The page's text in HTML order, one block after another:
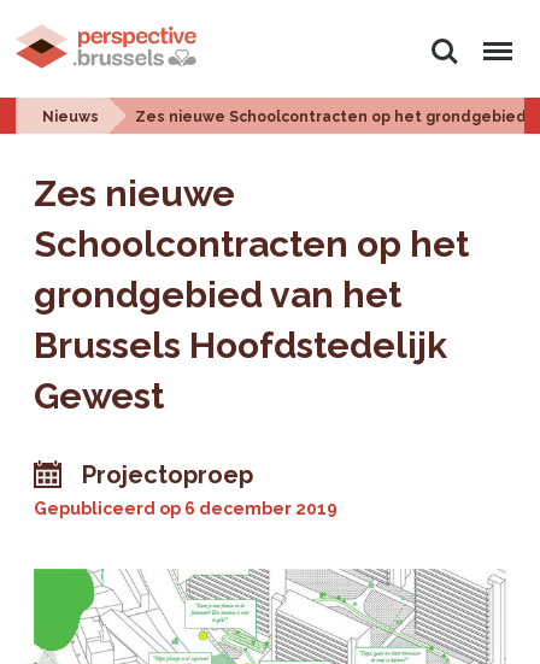
Zoeken Menu
Nieuws Zes nieuwe Schoolcontracten op het grondgebied
Zes nieuwe
Schoolcontracten op het
grondgebied van het
Brussels Hoofdstedelijk
Gewest
Projectoproep
Gepubliceerd op 6 december 2019